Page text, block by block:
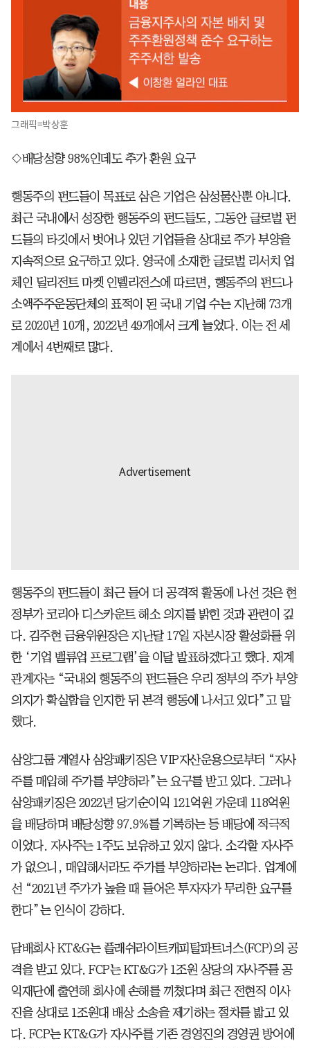
그래픽=박상훈
◇배당성향 98%인데도 추가 환원 요구
행동주의 펀드들이 목표로 삼은 기업은 삼성물산뿐 아니다.
최근 국내에서 성장한 행동주의 펀드들도, 그동안 글로벌 펀
드들의 타깃에서 벗어나 있던 기업들을 상대로 주가 부양을
지속적으로 요구하고 있다. 영국에 소재한 글로벌 리서치 업
체인 딜리전트 마켓 인텔리전스에 따르면, 행동주의 펀드나
소액주주운동단체의 표적이 된 국내 기업 수는 지난해 73개
로 2020년 10개, 2022년 49개에서 크게 늘었다. 이는 전 세
계에서 4번째로 많다.
행동주의 펀드들이 최근 들어 더 공격적 활동에 나선 것은 현
정부가 코리아 디스카운트 해소 의지를 밝힌 것과 관련이 깊
다. 김주현 금융위원장은 지난달 17일 자본시장 활성화를 위
한 ‘기업 밸류업 프로그램’을 이달 발표하겠다고 했다. 재계
관계자는 “국내외 행동주의 펀드들은 우리 정부의 주가 부양
의지가 확실함을 인지한 뒤 본격 행동에 나서고 있다”고 말
했다.
삼양그룹 계열사 삼양패키징은 VIP자산운용으로부터 “자사
주를 매입해 주가를 부양하라”는 요구를 받고 있다. 그러나
삼양패키징은 2022년 당기순이익 121억원 가운데 118억원
을 배당하며 배당성향 97.9%를 기록하는 등 배당에 적극적
이었다. 자사주는 1주도 보유하고 있지 않다. 소각할 자사주
가 없으니, 매입해서라도 주가를 부양하라는 논리다. 업계에
선 “2021년 주가가 높을 때 들어온 투자자가 무리한 요구를
한다”는 인식이 강하다.
담배회사 KT&G는 플래쉬라이트캐피탈파트너스(FCP)의 공
격을 받고 있다. FCP는 KT&G가 1조원 상당의 자사주를 공
익재단에 출연해 회사에 손해를 끼쳤다며 최근 전현직 이사
진을 상대로 1조원대 배상 소송을 제기하는 절차를 밟고 있
다. FCP는 KT&G가 자사주를 기존 경영진의 경영권 방어에